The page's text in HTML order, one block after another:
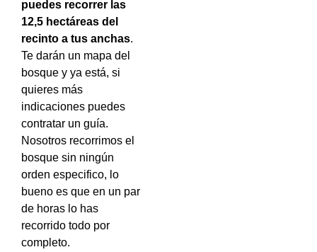
puedes recorrer las
12,5 hectáreas del
recinto a tus anchas.
Te darán un mapa del
bosque y ya está, si
quieres más
indicaciones puedes
contratar un guía.
Nosotros recorrimos el
bosque sin ningún
orden especifico, lo
bueno es que en un par
de horas lo has
recorrido todo por
completo.